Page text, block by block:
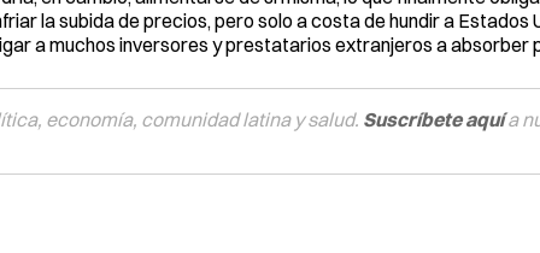
la subida de precios, pero solo a costa de hundir a Estados
a muchos inversores y prestatarios extranjeros a absorber
economía, comunidad latina y salud. Suscríbete aquía